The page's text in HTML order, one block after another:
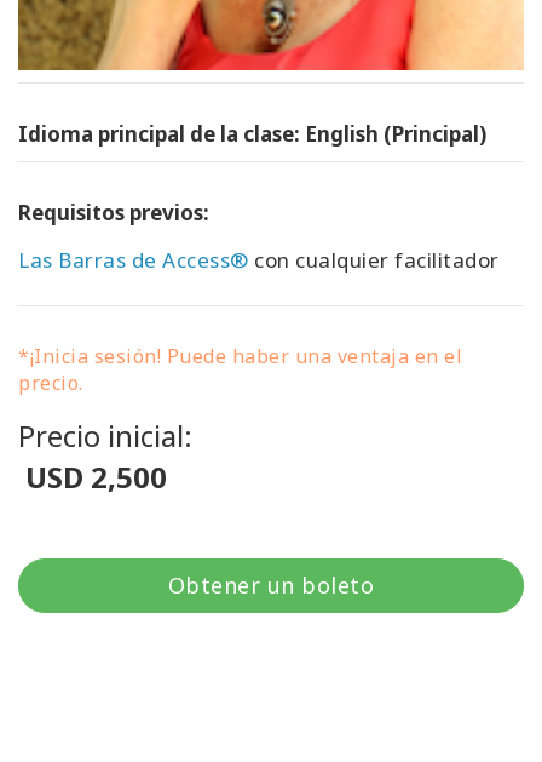
Idioma principal de la clase: English (Principal)
Requisitos previos:
Las Barras de Access® con cualquier facilitador
*¡Inicia sesión! Puede haber una ventaja en el
precio.
Precio inicial:
USD 2,500
Obtener un boleto